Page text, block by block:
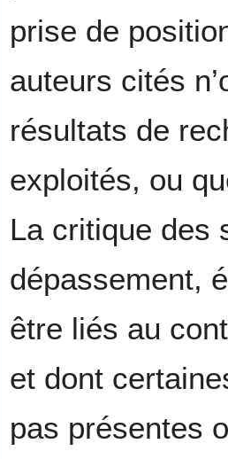
prise de
auteurs cités
résultats de
exploités, ou
La critique des
dépassement,
être liés au
et dont
pas présentes